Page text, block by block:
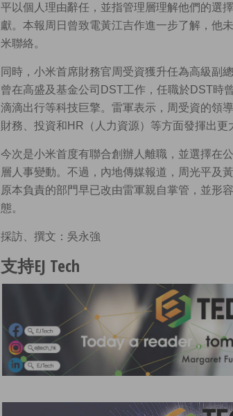
平以個人理由辭任，並指管理層理解他們的選
獻。本報周日曾致電黃江吉作進一步了解，他
米聯絡。
同時，小米首席財務官周受資獲升任為高級副
曾在高盛及基金公司DST工作，任職於DST時
滴滴出行等科技巨擎。雷軍表示，周受資的領
財務、投資和HR（人力資源）等方面發揮出更
今次是小米首度有聯合創辦人離職，並選擇在
層人事變動。不過，內地傳媒報道，周光平及
原本負責的部門早已改由雷軍親自掌管，並形
態。
採訪、撰文：吳永強
支持EJ Tech